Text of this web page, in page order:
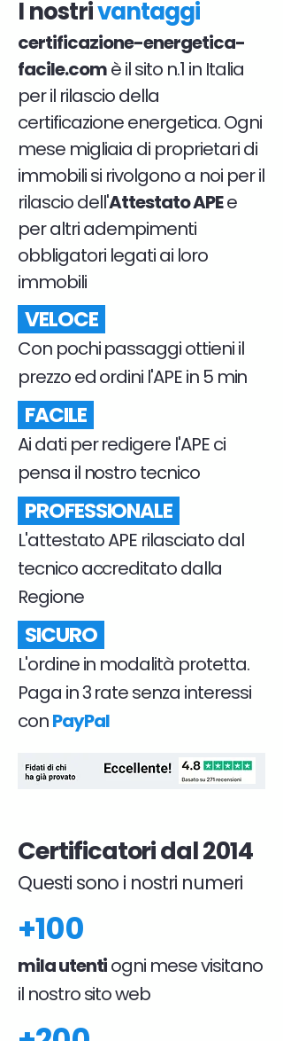
I nostrivantaggi
certificazione-energetica-
facile.comè il sito n.1 in Italia
per il rilascio della
certificazione energetica. Ogni
mese migliaia di proprietari di
immobili si rivolgono a noi per il
rilascio dell'Attestato APEe
per altri adempimenti
obbligatori legati ai loro
immobili
VELOCE
Con pochi passaggi ottieni il
prezzo ed ordini l'APE in 5 min
FACILE
Ai dati per redigere l'APE ci
pensa il nostro tecnico
PROFESSIONALE
L'attestato APE rilasciato dal
tecnico accreditato dalla
Regione
SICURO
L'ordine in modalità protetta.
Paga in 3 rate senza interessi
conPayPal
Certificatori dal 2014
Questi sono i nostri numeri
+100
mila utentiogni mese visitano
il nostro sito web